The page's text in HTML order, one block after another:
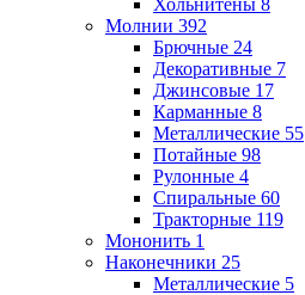
Молнии 392
Брючные 24
Декоративные 7
Джинсовые 17
Карманные 8
Металлические 55
Потайные 98
Рулонные 4
Спиральные 60
Тракторные 119
Мононить 1
Наконечники 25
Металлические 5